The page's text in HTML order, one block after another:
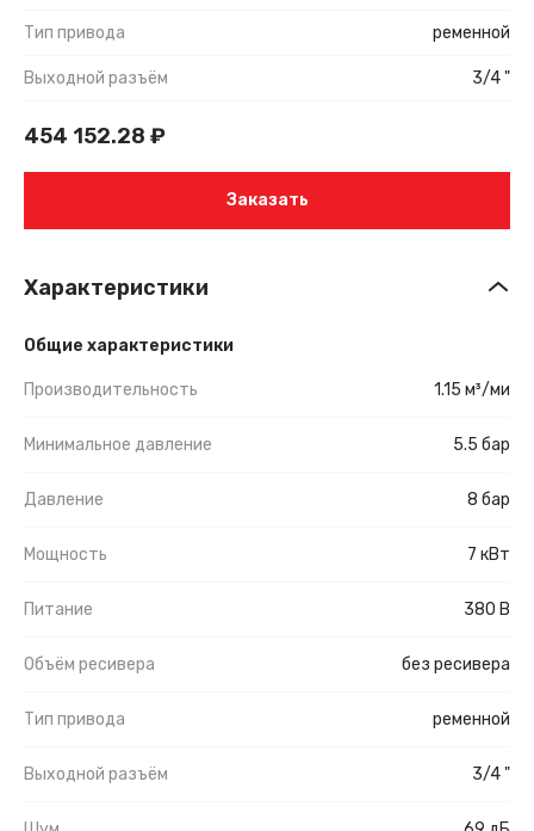
Тип привода ременной
Выходной разъём 3/4 "
454 152.28 ₽
Заказать
Характеристики
Общие характеристики
Производительность 1.15 м³/ми
Минимальное давление 5.5 бар
Давление 8 бар
Мощность 7 кВт
Питание 380 В
Объём ресивера без ресивера
Тип привода ременной
Выходной разъём 3/4 "